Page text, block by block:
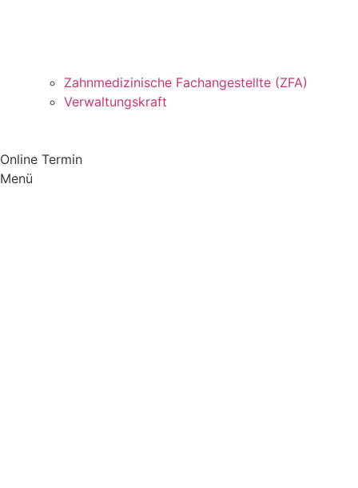
Zahnmedizinische Fachangestellte (ZFA)
Verwaltungskraft
Online Termin
Menü